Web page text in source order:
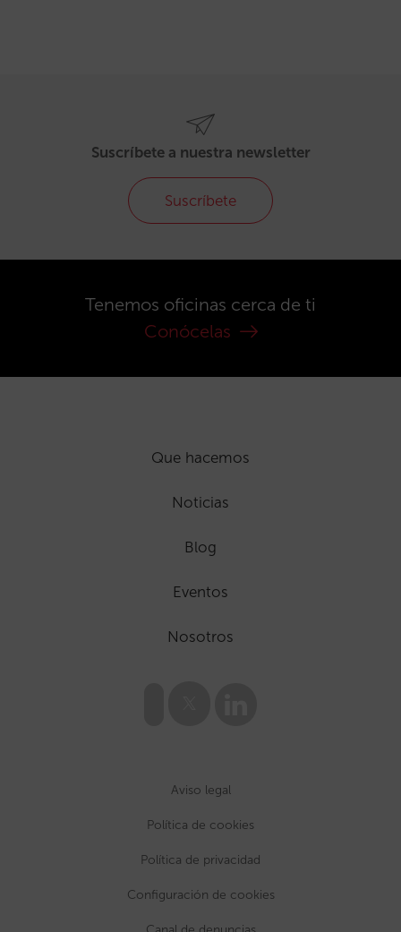
Suscríbete a nuestra newsletter
Suscríbete
Tenemos oficinas cerca de ti
Conócelas
Que hacemos
Noticias
Blog
Eventos
Nosotros
Aviso legal
Política de cookies
Política de privacidad
Configuración de cookies